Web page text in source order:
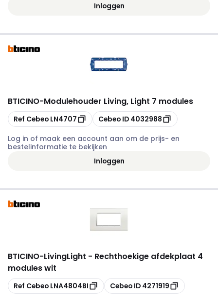
Inloggen
BTICINO-Modulehouder Living, Light 7 modules
Kopiëren
Ref Cebeo LN4707 Kopiëren
Cebeo ID 4032988
Log in of maak een account aan om de prijs- en
bestelinformatie te bekijken
Inloggen
BTICINO-LivingLight - Rechthoekige afdekplaat 4
modules wit
Kopiëren
Ref Cebeo LNA4804BI Kopiëren
Cebeo ID 4271919